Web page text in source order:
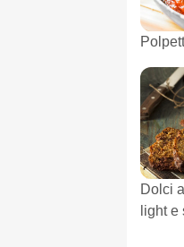
Dolci
light e